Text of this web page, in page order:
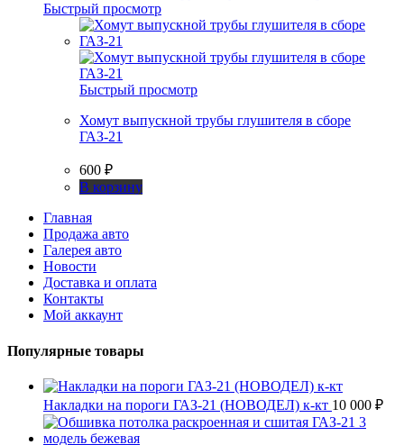
Быстрый просмотр
Быстрый просмотр
Хомут выпускной трубы глушителя в сборе
ГАЗ-21
600 ₽
В корзину
Главная
Продажа авто
Галерея авто
Новости
Доставка и оплата
Контакты
Мой аккаунт
Популярные товары
Накладки на пороги ГАЗ-21 (НОВОДЕЛ) к-кт 10 000 ₽